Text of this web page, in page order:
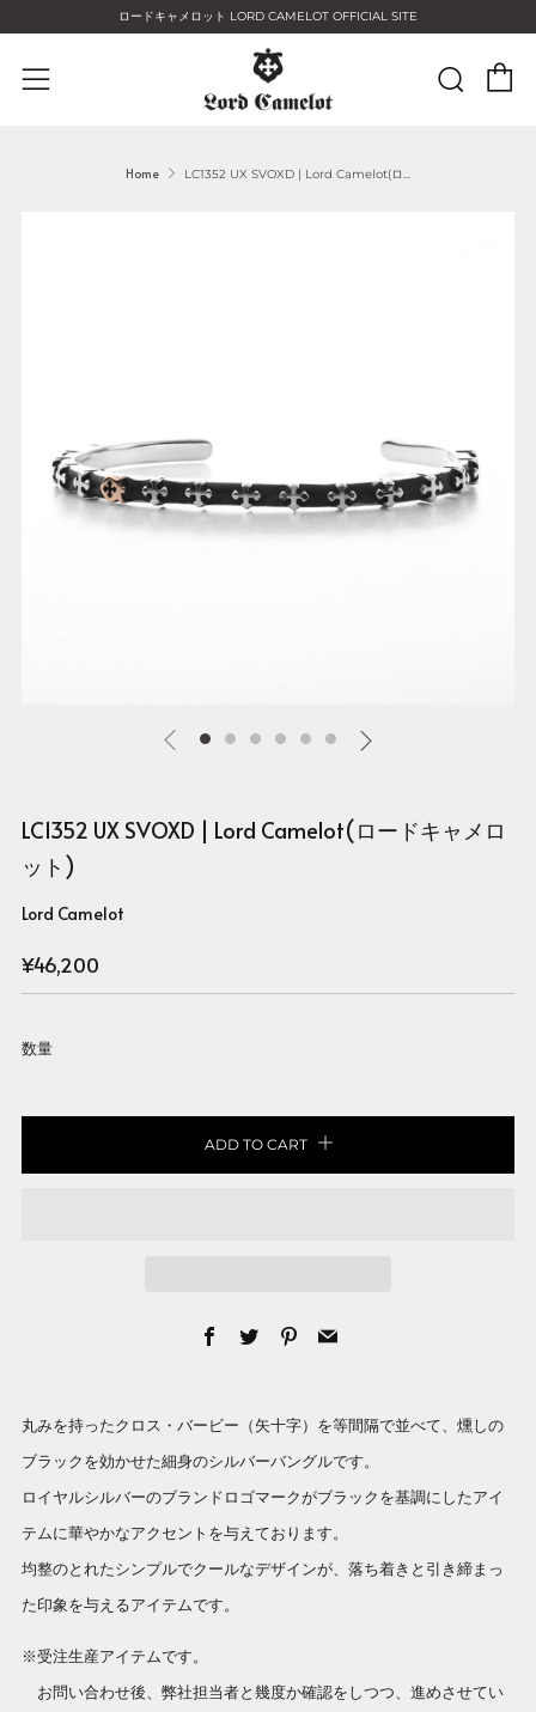
ロードキャメロット LORD CAMELOT OFFICIAL SITE
Menu
Home LC1352 UX SVOXD | Lord Camelot(ロ...
LC1352 UX SVOXD | Lord Camelot(ロードキャメロ
ット)
Lord Camelot
Regular
price
¥46,200
数量
ADD TO CART
Facebook
TwitterPinterest
Email
丸みを持ったクロス・バービー（矢十字）を等間隔で並べて、燻しの
ブラックを効かせた細身のシルバーバングルです。
ロイヤルシルバーのブランドロゴマークがブラックを基調にしたアイ
テムに華やかなアクセントを与えております。
均整のとれたシンプルでクールなデザインが、落ち着きと引き締まっ
た印象を与えるアイテムです。
※受注生産アイテムです。
お問い合わせ後、弊社担当者と幾度か確認をしつつ、進めさせてい